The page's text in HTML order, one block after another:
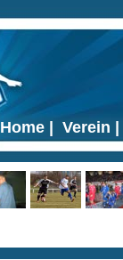
Home Verein